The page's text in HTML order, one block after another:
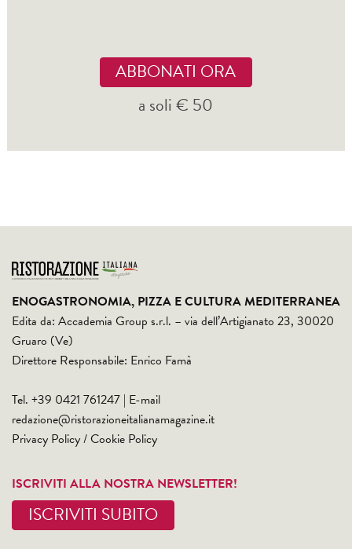
ABBONATI ORA
a soli € 50
ENOGASTRONOMIA, PIZZA E CULTURA MEDITERRANEA
Edita da: Accademia Group s.r.l. – via dell’Artigianato 23, 30020
Gruaro (Ve)
Direttore Responsabile: Enrico Famà
Tel. +39 0421 761247 | E-mail
redazione@ristorazioneitalianamagazine.it
Privacy Policy/Cookie Policy
ISCRIVITI ALLA NOSTRA NEWSLETTER!
ISCRIVITI SUBITO